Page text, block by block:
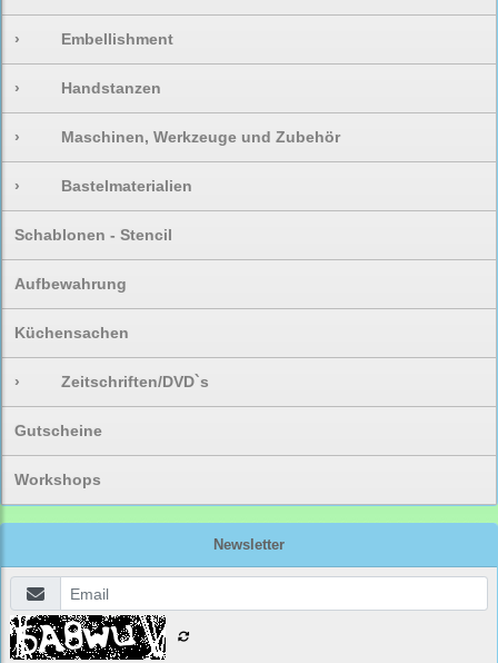
› Embellishment
› Handstanzen
› Maschinen, Werkzeuge und Zubehör
› Bastelmaterialien
Schablonen - Stencil
Aufbewahrung
Küchensachen
› Zeitschriften/DVD`s
Gutscheine
Workshops
Newsletter